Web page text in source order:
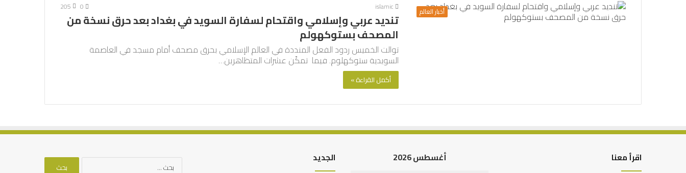
أخبار العالم islamic
0
205
تنديد عربي وإسلامي واقتحام لسفارة السويد في بغداد بعد حرق نسخة من
المصحف بستوكهولم
توالت الخميس ردود الفعل المنددة في العالم الإسلامي بحرق مصحف أمام مسجد في العاصمة
السويدية ستوكهلوم. فيما تمكّن عشرات المتظاهرين…
أكمل القراءة »
اقرأ معنا
أغسطس 2026
الجديد البحث